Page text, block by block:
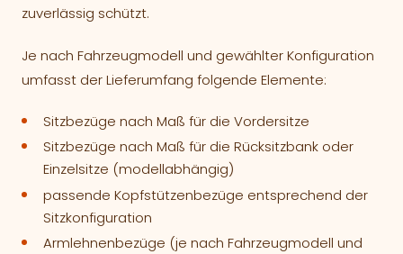
zuverlässig schützt.
Je nach Fahrzeugmodell und gewählter Konfiguration
umfasst der Lieferumfang folgende Elemente:
Sitzbezüge nach Maß für die Vordersitze
Sitzbezüge nach Maß für die Rücksitzbank oder
Einzelsitze (modellabhängig)
passende Kopfstützenbezüge entsprechend der
Sitzkonfiguration
Armlehnenbezüge (je nach Fahrzeugmodell und